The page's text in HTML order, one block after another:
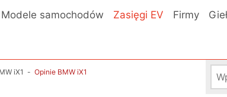
Modele samochodów Zasięgi EV Firmy
iX1 - Opinie BMW iX1